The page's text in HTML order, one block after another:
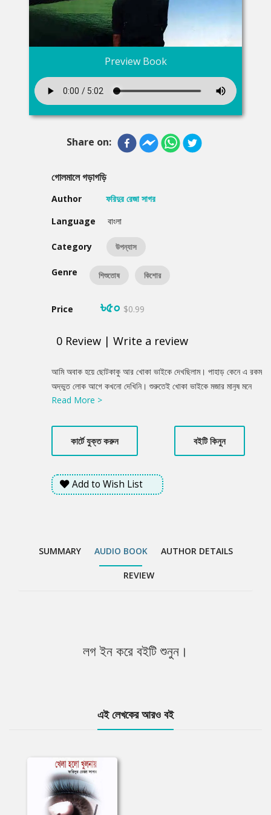
Preview Book
Share on:
গোলমালে গড়াগড়ি
Author
ফরিদুর রেজা সাগর
Language
বাংলা
Category উপন্যাস
Genre শিশুতোষ কিশোর
Price ৳৫০ $0.99
0 Review | Write a review
Product
Summery
আমি অবাক হয়ে ছোটকাকু আর খোকা ভাইকে দেখছিলাম। পাহাড় কেনে এ রকম
অদ্ভুত লোক আগে কখনো দেখিনি। শুরুতেই খোকা ভাইকে মজার মানুষ মনে
হয়েছে। শুধু কথায় নয়, চালচলনেও মজার। কারণ খোকা ভাই ছোটকাকুকে
বলেই একটু বিপদে পড়ে গেছেন তিনি। শেষ পর্যন্ত বৃষ্টির দিনেও রহস্য একটা
আমদানি হয়েই গেলো ছোটকাকুর কাছে।
Read More >
কার্টে যুক্ত করুন বইটি কিনুন
Add to Wish List
SUMMARY AUDIO BOOK AUTHOR DETAILS
REVIEW
লগ ইন করে বইটি শুনুন।
এই লেখকের আরও বই